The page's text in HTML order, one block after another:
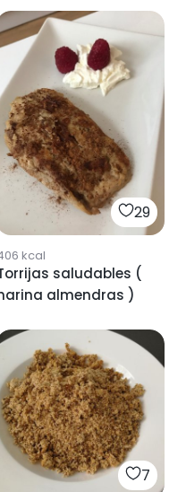
29
kcal
saludables (
almendras )
7